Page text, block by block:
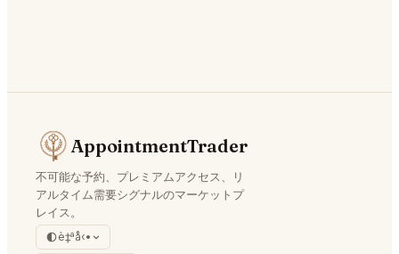
AppointmentTrader
不可能な予約、プレミアムアクセス、リ
アルタイム需要シグナルのマーケットプ
レイス。
è‡ªå‹•